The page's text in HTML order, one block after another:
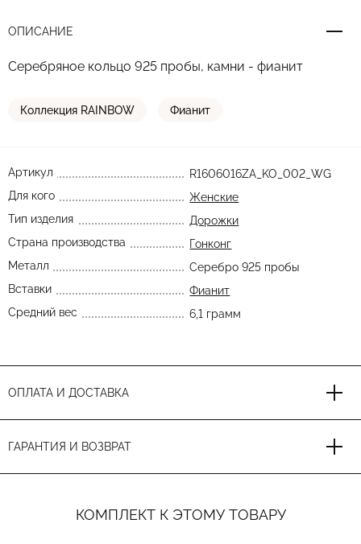
ОПИСАНИЕ
Серебряное кольцо 925 пробы, камни - фианит
Коллекция RAINBOW Фианит
Артикул
R1606016ZA_KO_002_WG
Для кого
Женские
Тип изделия
Дорожки
Страна производства
Гонконг
Металл
Серебро 925 пробы
Вставки
Фианит
Средний вес
6,1 грамм
ОПЛАТА И ДОСТАВКА
ГАРАНТИЯ И ВОЗВРАТ
КОМПЛЕКТ К ЭТОМУ ТОВАРУ